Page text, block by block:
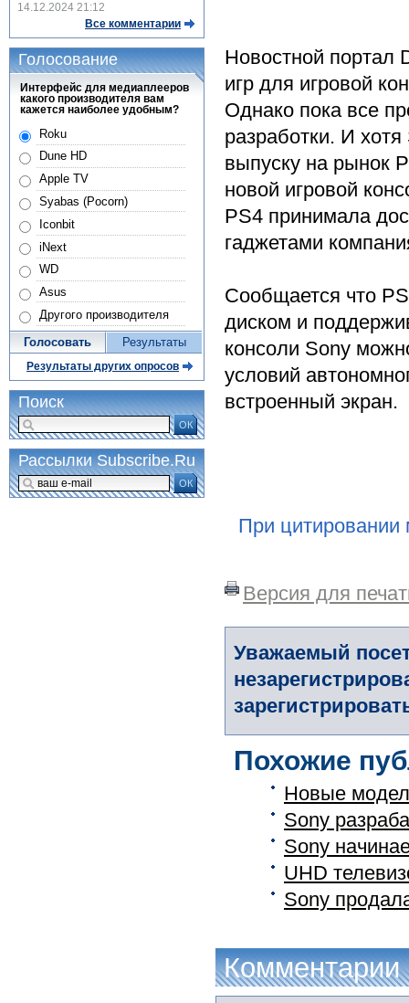
Новостной портал
игр для игровой
Однако пока все
разработки. И
выпуску на рынок
новой игровой
PS4 принимала
гаджетами
Сообщается что
диском и
консоли Sony
условий
встроенный экран.
При цитировании
Версия для
Уважаемый
Похожие
Новые
Sony
Sony
UHD
Sony
Комментарии
14.12.2024 21:12
Все комментарии
Голосование
Интерфейс для медиаплееров
какого производителя вам
кажется наиболее удобным?
Roku
Dune HD
Apple TV
Syabas (Pocorn)
Iconbit
iNext
WD
Asus
Другого производителя
Голосовать Результаты
Результаты других опросов
Поиск
ОК
Рассылки Subscribe.Ru
ОК